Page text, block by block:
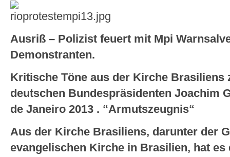
Ausriß – Polizist feuert mit Mpi
Demonstranten.
Kritische Töne aus der Kirche Brasiliens
deutschen Bundespräsidenten Joachim
de Janeiro 2013 . “Armutszeugnis“
Aus der Kirche Brasiliens, darunter der
evangelischen Kirche in Brasilien, hat